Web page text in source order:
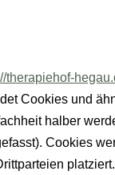
therapiehof-
Cookies und
halber
Cookies